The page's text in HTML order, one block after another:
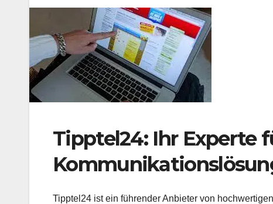
Tipptel24: Ihr Experte
Tipptel24 ist ein führender Anbieter von